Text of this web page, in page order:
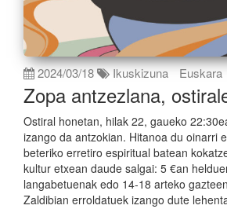
2024/03/18 Ikuskizuna Euskara
Zopa antzezlana,
Ostiral honetan, hilak 22, gaueko
izango da antzokian. Hitanoa du oinarri
beteriko erretiro espiritual batean
kultur etxean daude salgai: 5 €an
langabetuenak edo 14-18 arteko
Zaldibian erroldatuek izango dute